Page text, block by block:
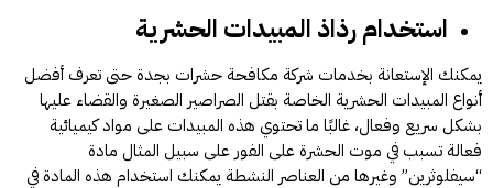
استخدام رذاذ المبيدات الحشرية
يمكنك الإستعانة بخدمات شركة مكافحة حشرات بجدة حتى تعرف أفضل
أنواع المبيدات الحشرية الخاصة بقتل الصراصير الصغيرة والقضاء عليها
بشكل سريع وفعال، غالبًا ما تحتوي هذه المبيدات على مواد كيميائية
فعالة تسبب في موت الحشرة على الفور على سبيل المثال مادة
“سيفلوثرين” وغيرها من العناصر النشطة يمكنك استخدام هذه المادة في